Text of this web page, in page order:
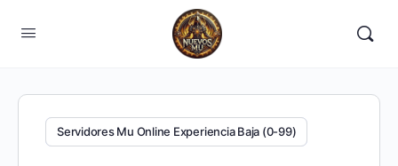
Servidores Mu Online Experiencia Baja (0-99)